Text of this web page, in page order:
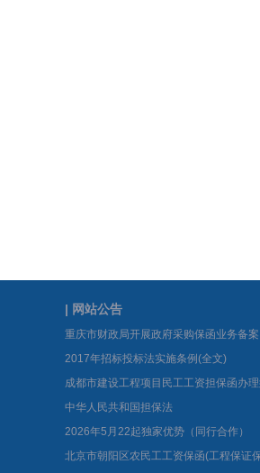
| 网站公告
重庆市财政局开展政府采购保函业务备案
2017年招标投标法实施条例(全文)
成都市建设工程项目民工工资担保函办
中华人民共和国担保法
2026年5月22起独家优势（同行合作）
北京市朝阳区农民工工资保函(工程保证